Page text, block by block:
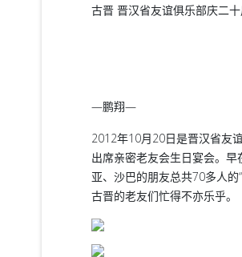
古晋 晋汉省友谊俱乐部庆二十
—鹏翔—
2012年10月20日是晋汉省友
出席亲密老友会生日宴会。
亚、沙巴的朋友总共70多人
古晋的老友们忙得不亦乐乎。